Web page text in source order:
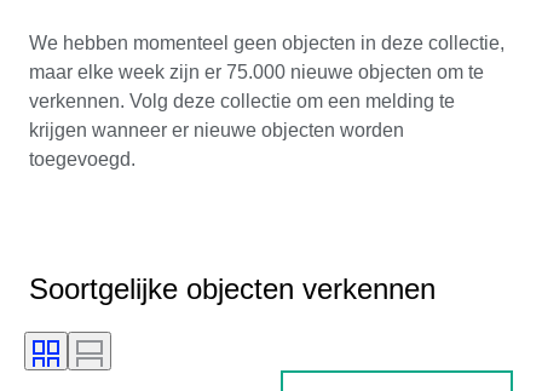
We hebben momenteel geen objecten in deze collectie,
maar elke week zijn er 75.000 nieuwe objecten om te
verkennen. Volg deze collectie om een melding te
krijgen wanneer er nieuwe objecten worden
toegevoegd.
Soortgelijke objecten verkennen